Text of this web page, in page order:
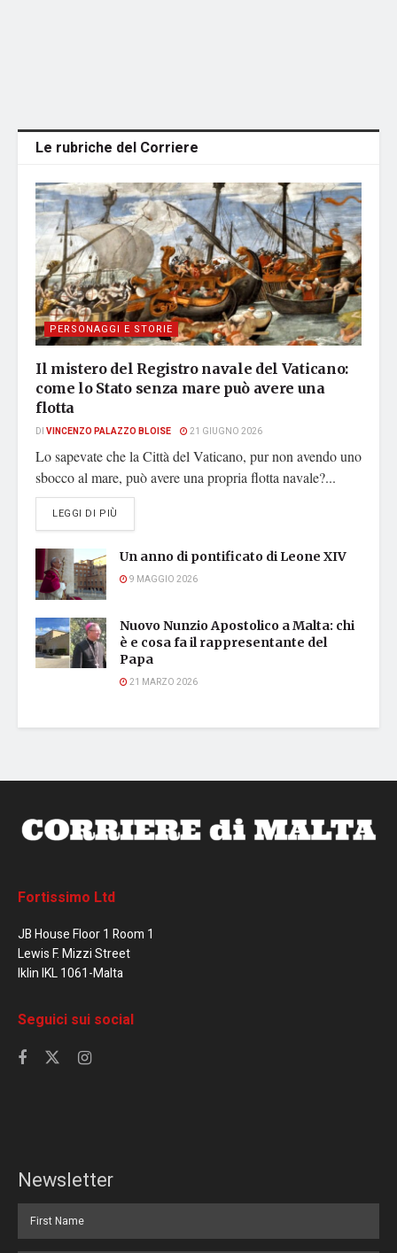
Le rubriche del Corriere
PERSONAGGI E STORIE
Il mistero del Registro navale del Vaticano:
come lo Stato senza mare può avere una
flotta
DI VINCENZO PALAZZO BLOISE 21 GIUGNO 2026
Lo sapevate che la Città del Vaticano, pur non avendo uno
sbocco al mare, può avere una propria flotta navale?...
LEGGI DI PIÙ
Un anno di pontificato di Leone XIV
9 MAGGIO 2026
Nuovo Nunzio Apostolico a Malta: chi
è e cosa fa il rappresentante del
Papa
21 MARZO 2026
Fortissimo Ltd
JB House Floor 1 Room 1
Lewis F. Mizzi Street
Iklin IKL 1061-Malta
Seguici sui social
Newsletter